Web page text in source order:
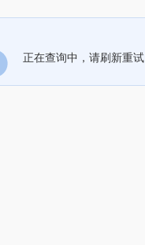
正在查询中，请刷新重试